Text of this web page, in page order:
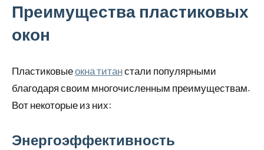
Преимущества пластиковых
окон
Пластиковыеокна титанстали популярными
благодаря своим многочисленным преимуществам.
Вот некоторые из них:
Энергоэффективность